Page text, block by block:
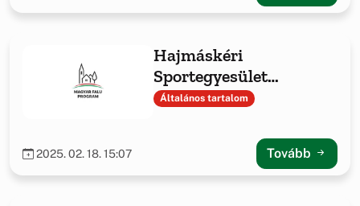
Hajmáskéri
Sportegyesület
sporteszközök
Általános tartalom
2025. 02. 18. 15:07 Tovább